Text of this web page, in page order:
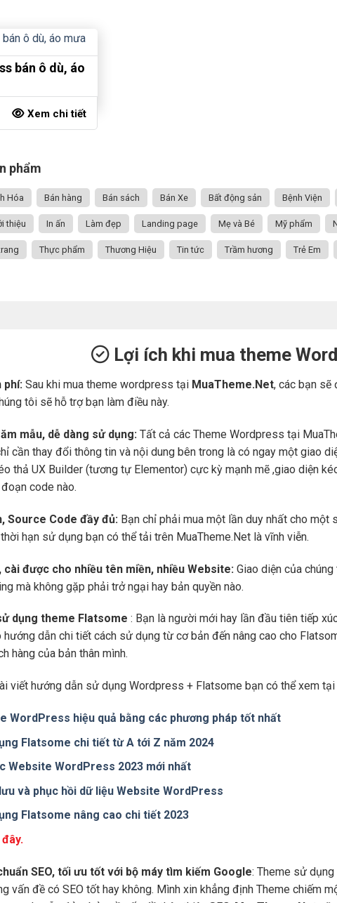
bán ô dù, áo
Xem chi tiết
phẩm
Hóa Bán hàng Bán sách Bán Xe Bất động sản Bệnh Viện
thiệu In ấn Làm đẹp Landing page Mẹ và Bé Mỹ phẩm
Thực phẩm Thương Hiệu Tin tức Trầm hương Trẻ Em
Lợi ích khi mua theme
phí: Sau khi mua theme wordpress tại MuaTheme.Net, các bạn sẽ
tôi sẽ hỗ trợ bạn làm điều này.
mẫu, dễ dàng sử dụng: Tất cả các Theme Wordpress tại
cần thay đổi thông tin và nội dung bên trong là có ngay một giao
thả UX Builder (tương tự Elementor) cực kỳ mạnh mẽ ,giao diện
code nào.
Source Code đầy đủ: Bạn chỉ phải mua một lần duy nhất cho
hạn sử dụng bạn có thể tải trên MuaTheme.Net là vĩnh viễn.
cài được cho nhiều tên miền, nhiều Website: Giao diện của
mà không gặp phải trở ngại hay bản quyền nào.
dụng theme Flatsome : Bạn là người mới hay lần đầu tiên tiếp
dẫn chi tiết cách sử dụng từ cơ bản đến nâng cao cho
hàng của bản thân mình.
viết hướng dẫn sử dụng Wordpress + Flatsome bạn có thể xem tại
WordPress hiệu quả bằng các phương pháp tốt nhất
Flatsome chi tiết từ A tới Z năm 2024
Website WordPress 2023 mới nhất
và phục hồi dữ liệu Website WordPress
Flatsome nâng cao chi tiết 2023
SEO, tối ưu tốt với bộ máy tìm kiếm Google: Theme sử
vấn đề có SEO tốt hay không. Mình xin khẳng định Theme chiếm